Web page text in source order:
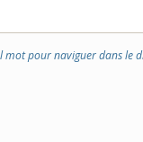
mot pour naviguer dans le